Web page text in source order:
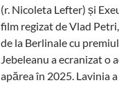
(r. Nicoleta Lefter) și
film regizat de Vlad
de la Berlinale cu
Jebeleanu a ecranizat o
apărea în 2025. Lavinia